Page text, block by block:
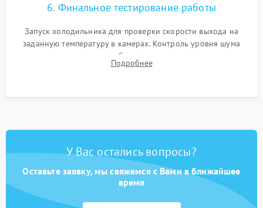
6. Финальное тестирование работы
Запуск холодильника для проверки скорости выхода на
заданную температуру в камерах. Контроль уровня шума
компрессора, отсутствия обмерзания стенок и корректного
срабатывания системы автоматической оттайки.
Подробнее
У Вас остались вопросы?
Оставьте заявку, мы свяжемся с Вами в ближайшее
время